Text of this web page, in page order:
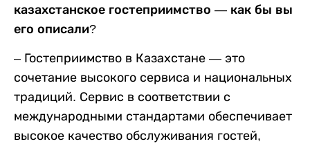
казахстанское гостеприимство — как бы вы
его описали?
– Гостеприимство в Казахстане — это
сочетание высокого сервиса и национальных
традиций. Сервис в соответствии с
международными стандартами обеспечивает
высокое качество обслуживания гостей,